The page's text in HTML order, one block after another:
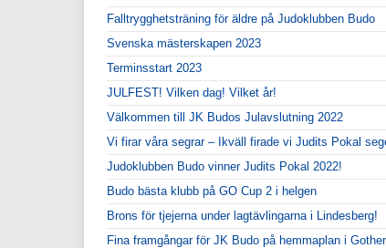
Falltrygghetsträning för äldre på Judoklubben Budo
Svenska mästerskapen 2023
Terminsstart 2023
JULFEST! Vilken dag! Vilket år!
Välkommen till JK Budos Julavslutning 2022
Vi firar våra segrar – Ikväll firade vi Judits Pokal
Judoklubben Budo vinner Judits Pokal 2022!
Budo bästa klubb på GO Cup 2 i helgen
Brons för tjejerna under lagtävlingarna i Lindesberg!
Fina framgångar för JK Budo på hemmaplan i